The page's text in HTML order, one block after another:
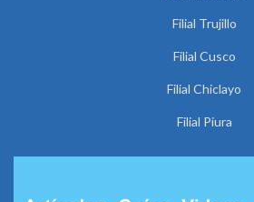
Filial Trujillo
Filial Cusco
Filial Chiclayo
Filial Piura